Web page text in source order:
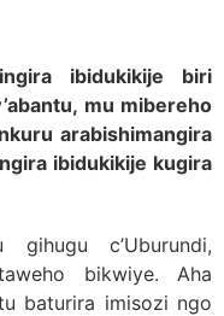
ibidukikije biri
mu mibereho
arabishimangira
ibidukikije kugira
c’Uburundi,
bikwiye. Aha
baturira imisozi ngo